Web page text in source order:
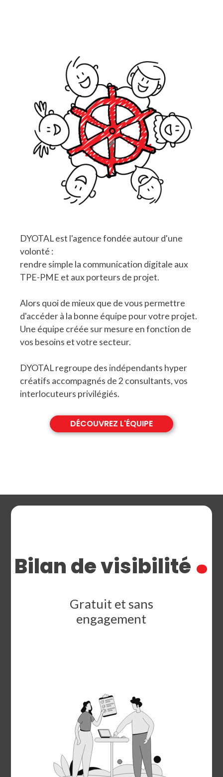
DYOTAL est l'agence fondée autour d'une
volonté :
rendre simple la communication digitale aux
TPE-PME et aux porteurs de projet.
Alors quoi de mieux que de vous permettre
d'accéder à la bonne équipe pour votre projet.
Une équipe créée sur mesure en fonction de
vos besoins et votre secteur.
DYOTAL regroupe des indépendants hyper
créatifs accompagnés de 2 consultants, vos
interlocuteurs privilégiés.
DÉCOUVREZ L'ÉQUIPE
Bilan de visibilité .
Gratuit et sans
engagement